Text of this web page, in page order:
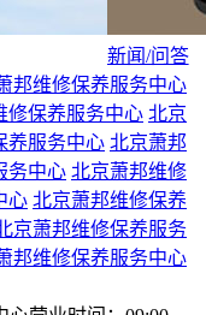
新闻/问答
邦维修保养服务中心
修保养服务中心 北京
养服务中心 北京萧邦
务中心 北京萧邦维修
心 北京萧邦维修保养
京萧邦维修保养服务
邦维修保养服务中心